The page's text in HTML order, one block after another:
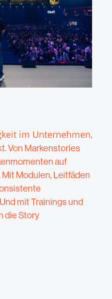
im Unternehmen,
Von Markenstories
auf
Modulen, Leitfäden
mit Trainings und
die Story